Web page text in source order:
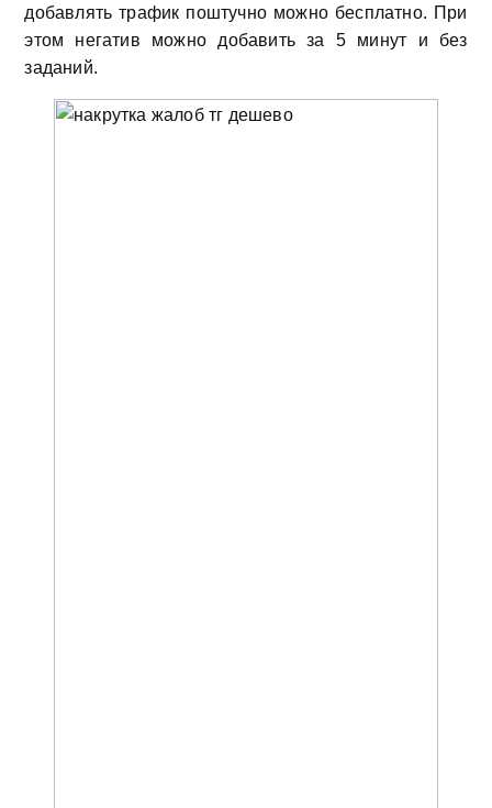
добавлять трафик поштучно можно бесплатно. При
этом негатив можно добавить за 5 минут и без
заданий.